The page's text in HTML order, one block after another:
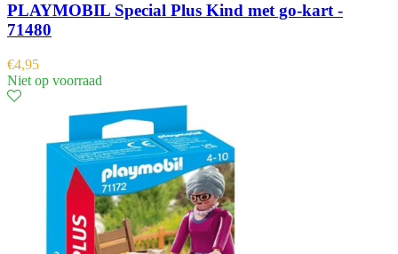
PLAYMOBIL Special Plus Kind met go-kart -
71480
€4,95
Niet op voorraad